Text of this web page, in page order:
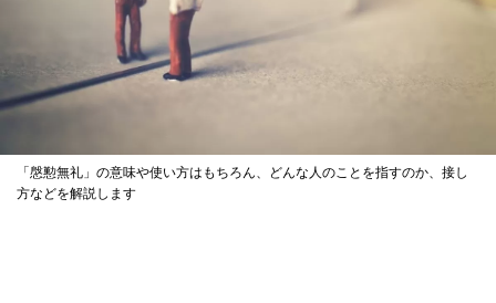
「慇懃無礼」の意味や使い方はもちろん、どんな人のことを指すのか、接し
方などを解説します